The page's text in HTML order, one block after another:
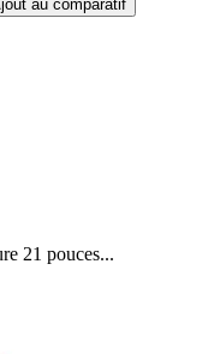
au comparatif
21 pouces...